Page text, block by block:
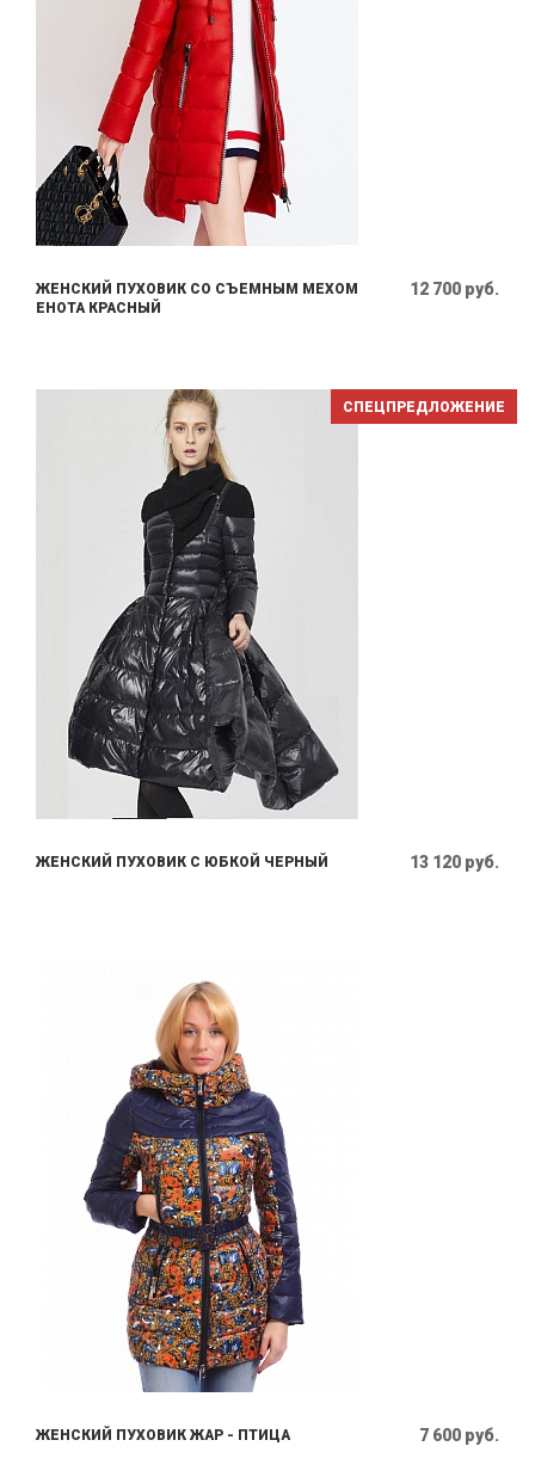
ЖЕНСКИЙ ПУХОВИК СО СЪЕМНЫМ МЕХОМ
ЕНОТА КРАСНЫЙ
12 700 руб.
СПЕЦПРЕДЛОЖЕНИЕ
ЖЕНСКИЙ ПУХОВИК С ЮБКОЙ ЧЕРНЫЙ 13 120 руб.
ЖЕНСКИЙ ПУХОВИК ЖАР - ПТИЦА 7 600 руб.